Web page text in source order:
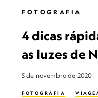
FOTOGRAFIA
4 dicas
as luzes de
5 de novembro de 2020
FOTOGRAFIA